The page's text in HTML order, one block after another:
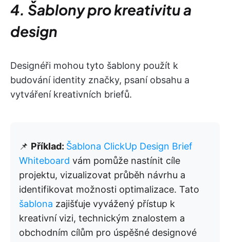
4. Šablony pro kreativitu a
design
Designéři mohou tyto šablony použít k
budování identity značky, psaní obsahu a
vytváření kreativních briefů.
📌 Příklad: Šablona ClickUp Design Brief
Whiteboard vám pomůže nastínit cíle
projektu, vizualizovat průběh návrhu a
identifikovat možnosti optimalizace. Tato
šablona zajišťuje vyvážený přístup k
kreativní vizi, technickým znalostem a
obchodním cílům pro úspěšné designové